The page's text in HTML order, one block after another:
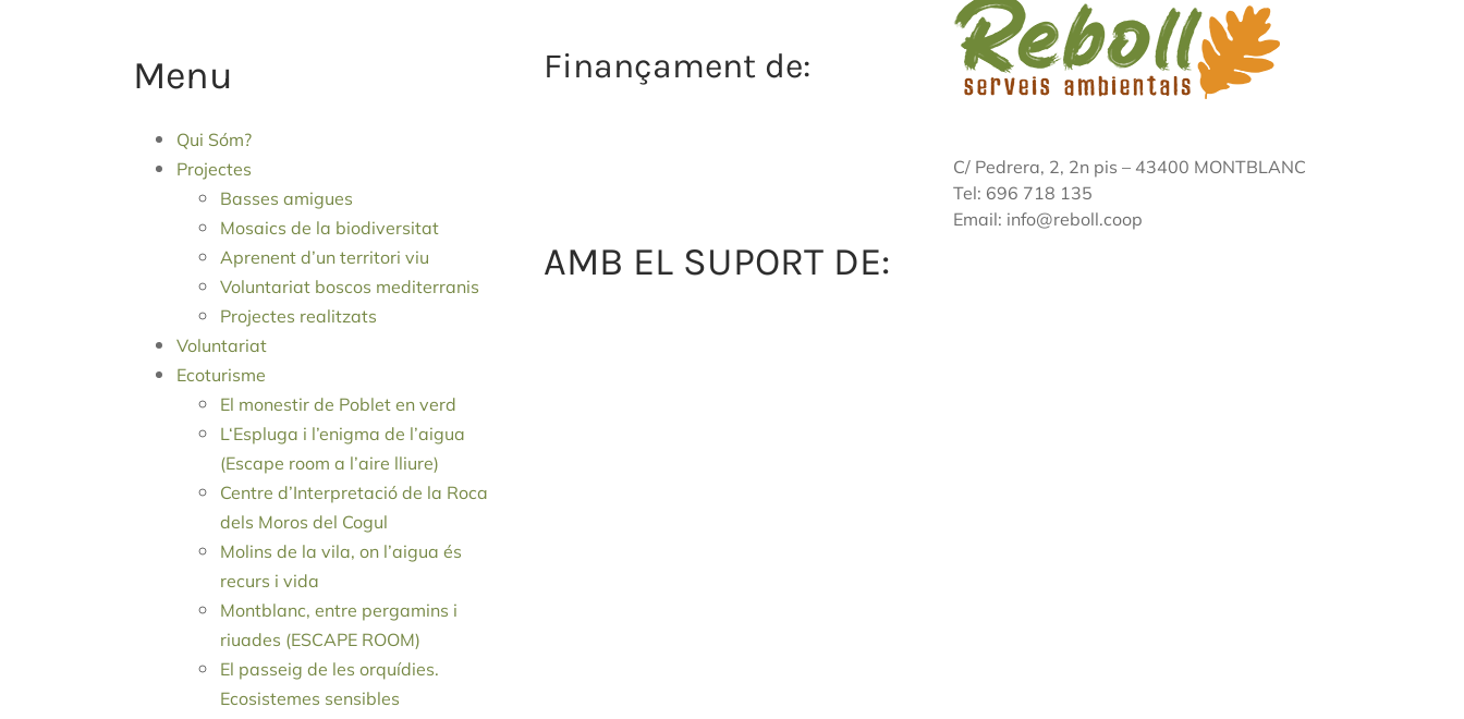
Menu
Qui Sóm?
Projectes
Basses amigues
Mosaics de la biodiversitat
Aprenent d’un territori viu
Voluntariat boscos mediterranis
Projectes realitzats
Voluntariat
Ecoturisme
El monestir de Poblet en verd
L‘Espluga i l’enigma de l’aigua
(Escape room a l’aire lliure)
Centre d’Interpretació de la Roca
dels Moros del Cogul
Molins de la vila, on l’aigua és
recurs i vida
Montblanc, entre pergamins i
riuades (ESCAPE ROOM)
El passeig de les orquídies.
Ecosistemes sensibles
Finançament de:
AMB EL SUPORT DE:
C/ Pedrera, 2, 2n pis – 43400 MONTBLANC
Tel: 696 718 135
Email: info@reboll.coop